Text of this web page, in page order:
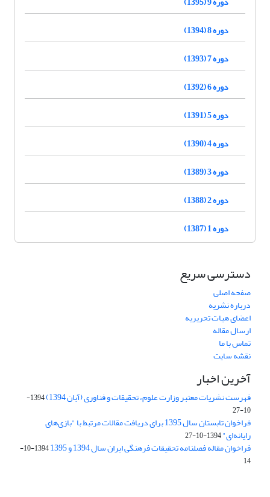
دوره 8 (1394)
دوره 7 (1393)
دوره 6 (1392)
دوره 5 (1391)
دوره 4 (1390)
دوره 3 (1389)
دوره 2 (1388)
دوره 1 (1387)
دسترسی سریع
صفحه اصلی
درباره نشریه
اعضای هیات تحریریه
ارسال مقاله
تماس با ما
نقشه سایت
آخرین اخبار
فهرست نشریات معتبر وزارت علوم، تحقیقات و فناوری (آبان 1394)
1394-
10-27
فراخوان تابستان سال 1395 برای دریافت مقالات مرتبط با "بازی‌های
رایانه‌ای"1394-10-27
فراخوان مقاله فصلنامه تحقیقات فرهنگی ایران سال 1394 و 1395
1394-10-
14